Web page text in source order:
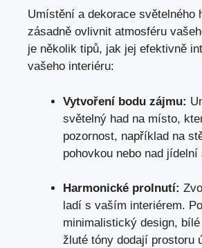
Umístění a dekorace světelného
zásadně ovlivnit atmosféru
je několik tipů, jak jej efektivně
vašeho interiéru:
Vytvoření bodu zájmu:
světelný had na místo,
pozornost, například na
pohovkou nebo nad jídelní
Harmonické prolnutí:
ladí s vaším interiérem.
minimalistický design, bílé
žluté tóny dodají prostoru